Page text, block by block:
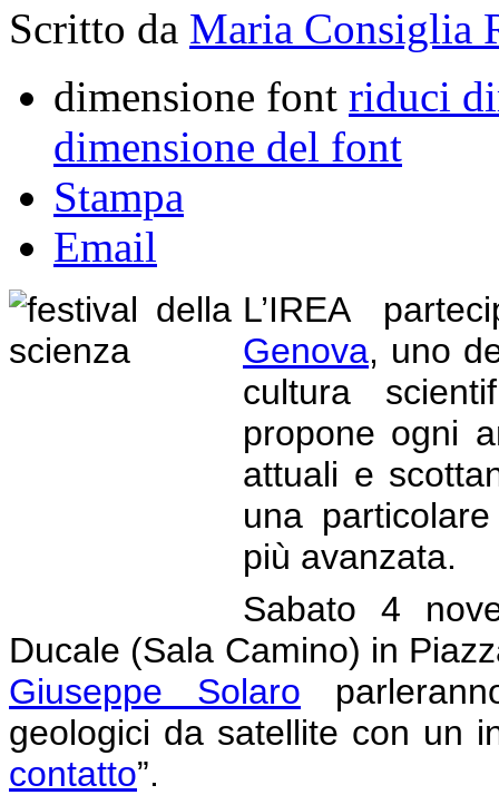
Scritto da Maria Consiglia
dimensione font riduci
dimensione del font
Stampa
Email
L’IREA
Genova, uno
cultura
propone ogni
attuali e
una
più avanzata.
Sabato 4
Ducale (Sala Camino) in
Giuseppe Solaro
geologici da satellite con un
contatto”.